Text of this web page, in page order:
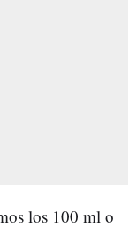
los 100 ml o